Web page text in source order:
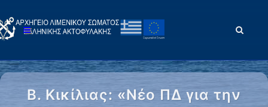
Β. Κικίλιας: «Νέο ΠΔ για την